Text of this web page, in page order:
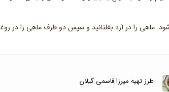
ماهی را در آرد بغلتانید و سپس دو طرف ماهی را در
طرز تهیه میرزا قاسمی گیلان